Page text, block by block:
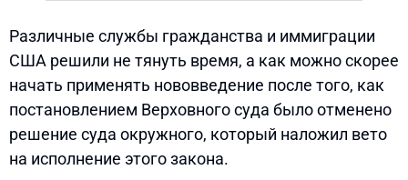
Различные службы гражданства и иммиграции
США решили не тянуть время, а как можно скорее
начать применять нововведение после того, как
постановлением Верховного суда было отменено
решение суда окружного, который наложил вето
на исполнение этого закона.